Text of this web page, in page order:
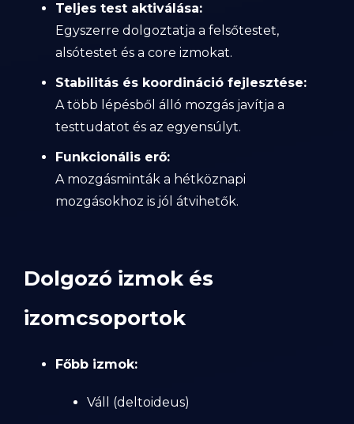
Teljes test aktiválása:
Egyszerre dolgoztatja a felsőtestet,
alsótestet és a core izmokat.
Stabilitás és koordináció fejlesztése:
A több lépésből álló mozgás javítja a
testtudatot és az egyensúlyt.
Funkcionális erő:
A mozgásminták a hétköznapi
mozgásokhoz is jól átvihetők.
Dolgozó izmok és
izomcsoportok
Főbb izmok:
Váll (deltoideus)